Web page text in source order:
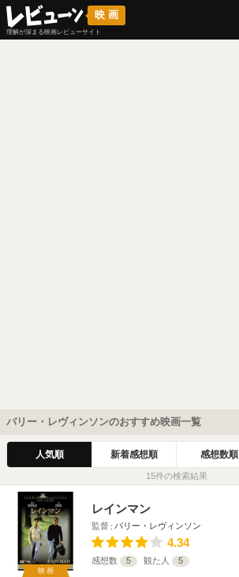
映画
理解が深まる映画レビューサイト
バリー・レヴィンソンのおすすめ映画一覧
人気順 新着感想順 感想数順
15件の検索結果
映画
レインマン
監督 バリー・レヴィンソン
4.34
感想数 5 観た人 5